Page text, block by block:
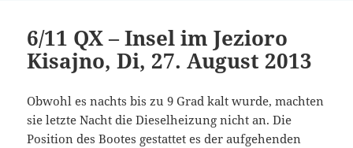
6/11 QX – Insel im Jezioro
Kisajno, Di, 27. August 2013
Obwohl es nachts bis zu 9 Grad kalt wurde, machten
sie letzte Nacht die Dieselheizung nicht an. Die
Position des Bootes gestattet es der aufgehenden